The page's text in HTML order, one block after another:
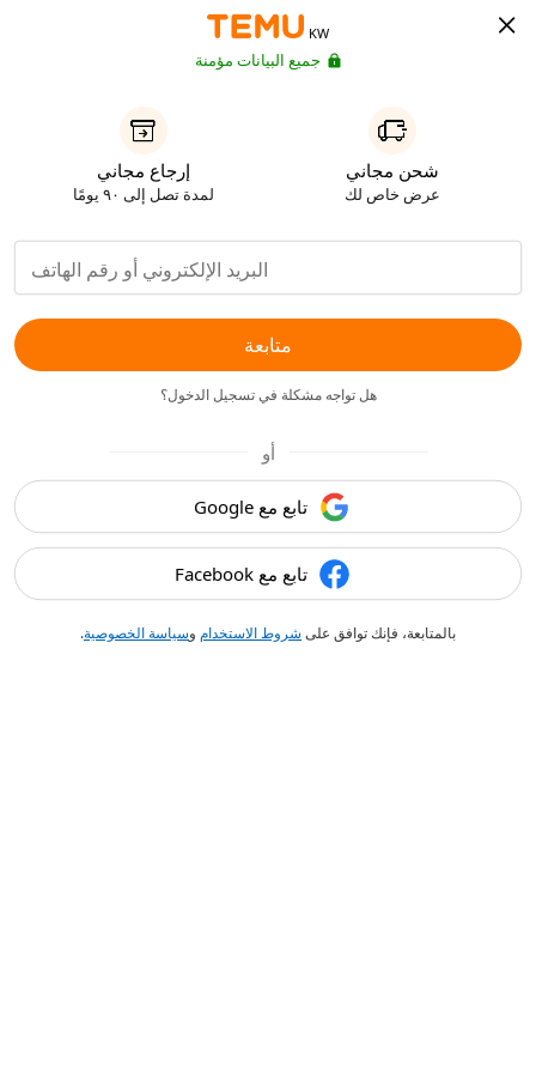
KW
جميع البيانات مؤمنة
شحن مجاني
عرض خاص لك
إرجاع مجاني
لمدة تصل إلى ٩٠ يومًا
متابعة
هل تواجه مشكلة في تسجيل الدخول؟
أو
تابع مع Google
تابع مع Facebook
بالمتابعة، فإنك توافق على شروط الاستخدام وسياسة الخصوصية.